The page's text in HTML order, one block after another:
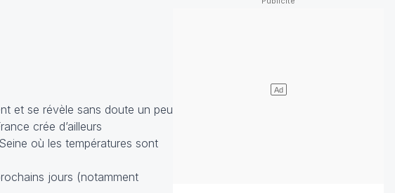
et se révèle sans doute un peu
crée d’ailleurs
où les températures sont
jours (notamment